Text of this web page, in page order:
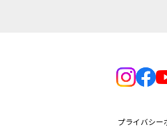
プライバシー